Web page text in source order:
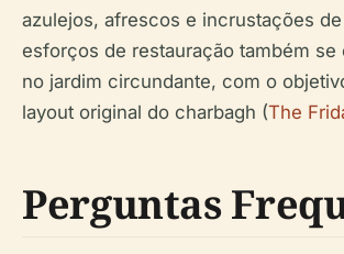
azulejos, afrescos e incrustações
esforços de restauração também se
no jardim circundante, com o
layout original do charbagh (The
Perguntas